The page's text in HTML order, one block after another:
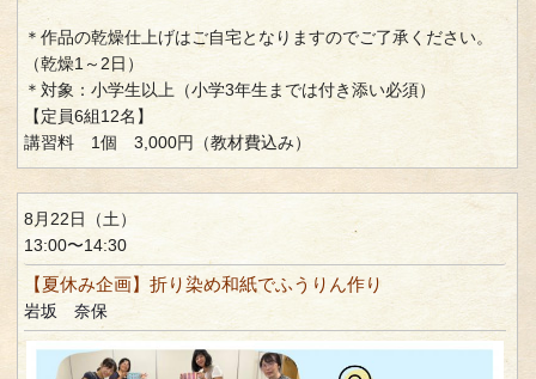
＊作品の乾燥仕上げはご自宅となりますのでご了承ください。
（乾燥1～2日）
＊対象：小学生以上（小学3年生までは付き添い必須）
【定員6組12名】
講習料 1個 3,000円（教材費込み）
8月22日（土）
13:00〜14:30
【夏休み企画】折り染め和紙でふうりん作り
岩坂 奈保